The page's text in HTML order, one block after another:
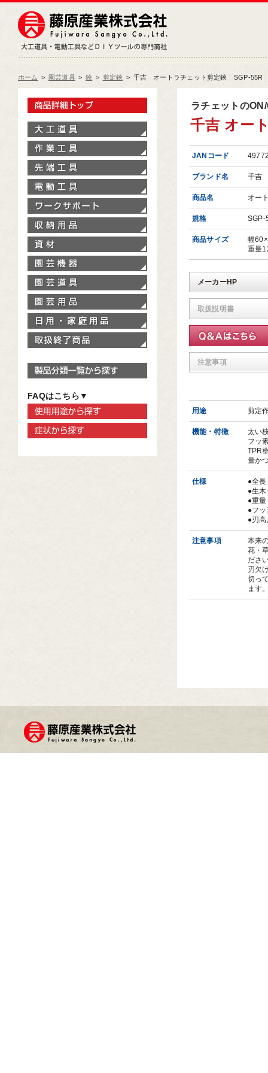
ホーム > 園芸道具 > 鋏 > 剪定鋏 > 千吉 オートラチェット剪定鋏 SGP-55R
ラチェットの
千吉 オー
JANコード
ブランド名 千吉
商品名 オー
規格 SGP-
商品サイズ
幅
重量
メーカーHP
取扱説明書
注意事項
用途 剪定
機能・特徴
太い
フッ
TPR
量か
仕様
●全
●生
●重
●フ
●刃
注意事項
本来
花・
ださ
刃欠
切っ
ます
製品情報トップ
ワークサポート
製品分類一覧から探す
FAQはこちら▼
使用用途から探す